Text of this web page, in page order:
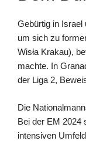
Gebürtig in Israel
um sich zu
Wisła Krakau),
machte. In
der Liga 2,
Die
Bei der EM 2024
intensiven